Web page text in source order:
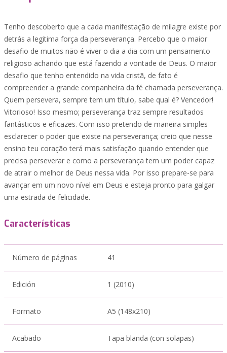
Tenho descoberto que a cada manifestação de milagre existe por
detrás a legitima força da perseverança. Percebo que o maior
desafio de muitos não é viver o dia a dia com um pensamento
religioso achando que está fazendo a vontade de Deus. O maior
desafio que tenho entendido na vida cristã, de fato é
compreender a grande companheira da fé chamada perseverança.
Quem persevera, sempre tem um título, sabe qual é? Vencedor!
Vitorioso! Isso mesmo; perseverança traz sempre resultados
fantásticos e eficazes. Com isso pretendo de maneira simples
esclarecer o poder que existe na perseverança; creio que nesse
ensino teu coração terá mais satisfação quando entender que
precisa perseverar e como a perseverança tem um poder capaz
de atrair o melhor de Deus nessa vida. Por isso prepare-se para
avançar em um novo nível em Deus e esteja pronto para galgar
uma estrada de felicidade.
Características
Número de páginas 41
Edición 1 (2010)
Formato A5 (148x210)
Acabado Tapa blanda (con solapas)